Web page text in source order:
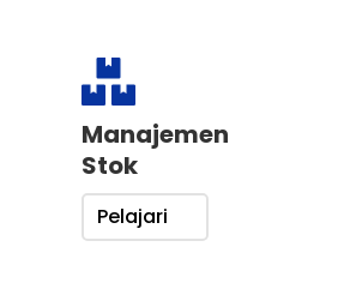

Manajemen
Stok
Pelajari